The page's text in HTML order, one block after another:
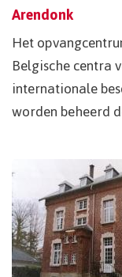
Arendonk
Het
Belgische centra
internationale
worden beheerd